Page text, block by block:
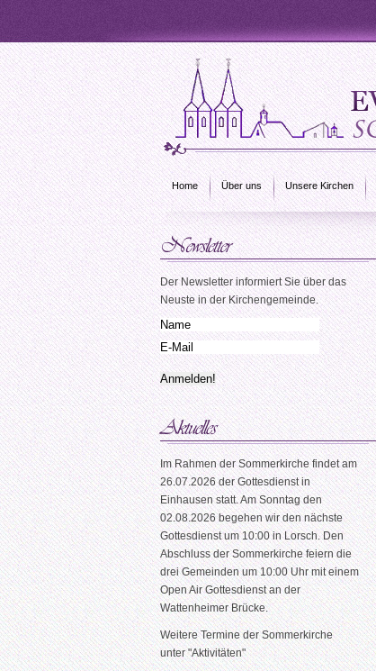
Home Über uns Unsere Kirchen
Der Newsletter informiert Sie über das
Neuste in der Kirchengemeinde.
Im Rahmen der Sommerkirche findet am
26.07.2026 der Gottesdienst in
Einhausen statt. Am Sonntag den
02.08.2026 begehen wir den nächste
Gottesdienst um 10:00 in Lorsch. Den
Abschluss der Sommerkirche feiern die
drei Gemeinden um 10:00 Uhr mit einem
Open Air Gottesdienst an der
Wattenheimer Brücke.
Weitere Termine der Sommerkirche
unter "Aktivitäten"